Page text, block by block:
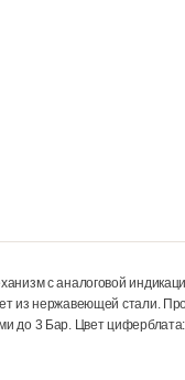
механизм с